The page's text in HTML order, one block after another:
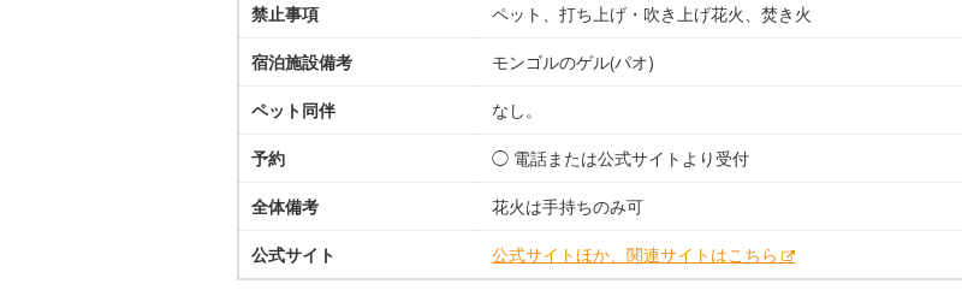
禁止事項 ペット、打ち上げ・吹き上げ花火、焚き火
宿泊施設備考 モンゴルのゲル(パオ)
ペット同伴 なし。
予約 ◯ 電話または公式サイトより受付
全体備考 花火は手持ちのみ可
公式サイト 公式サイトほか、関連サイトはこちら